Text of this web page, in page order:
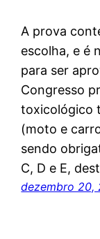
A prova
escolha, e é
para ser
Congresso
toxicológico
(moto e
sendo
C, D e E,
dezembro 20,